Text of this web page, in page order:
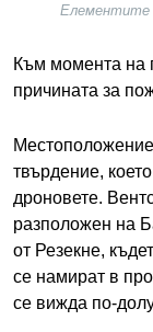
Елементите
Към момента на
причината за
твърдение,
дроновете.
разположен на
от Резекне,
се намират в
се вижда по-